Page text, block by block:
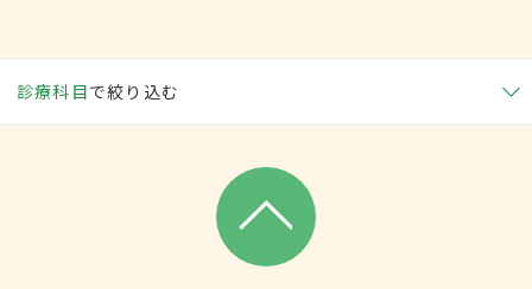
診療科目で絞り込む